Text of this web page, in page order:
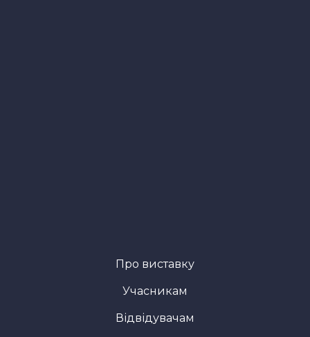
Про виставку
Учасникам
Відвідувачам